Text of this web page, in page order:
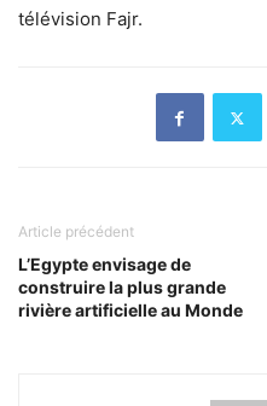
télévision Fajr.
Article précédent
L’Egypte envisage de
construire la plus grande
rivière artificielle au Monde